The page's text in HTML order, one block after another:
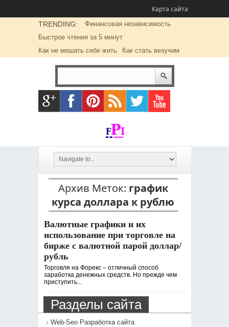
Карта сайта
TRENDING:
Финансовая независимость
Быстрое чтения за 5 минут
Как не мешать себе жить
Как стать везучим
Архив Меток: график
курса доллара к рублю
Валютные графики и их
использование при торговле на
бирже с валютной парой доллар/
рубль
Торговля на Форекс – отличный способ
заработка денежных средств. Но прежде чем
приступить...
Разделы сайта
Web-Seo Разработка сайта